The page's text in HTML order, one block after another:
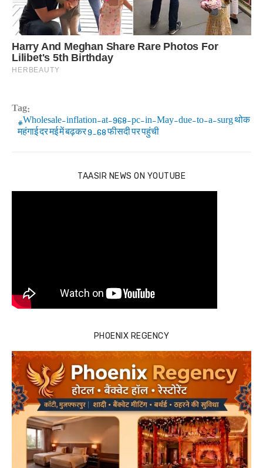
Tag:
Wholesale-inflation-at-968-pc-in-May-due-to-a-surg थोक
महंगाई दर मई में बढ़कर 9.68 फीसदी पर पहुंची
TAASIR NEWS ON YOUTUBE
PHOENIX REGENCY